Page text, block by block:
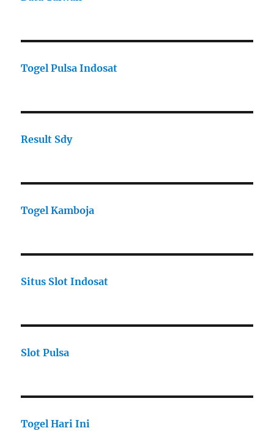
Togel Pulsa Indosat
Result Sdy
Togel Kamboja
Situs Slot Indosat
Slot Pulsa
Togel Hari Ini